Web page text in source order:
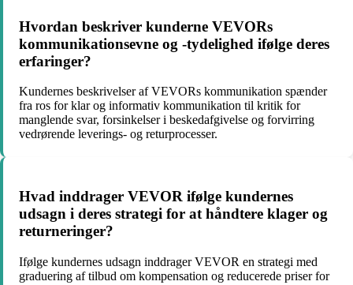
Hvordan beskriver kunderne VEVORs
kommunikationsevne og -tydelighed ifølge deres
erfaringer?
Kundernes beskrivelser af VEVORs kommunikation spænder
fra ros for klar og informativ kommunikation til kritik for
manglende svar, forsinkelser i beskedafgivelse og forvirring
vedrørende leverings- og returprocesser.
Hvad inddrager VEVOR ifølge kundernes
udsagn i deres strategi for at håndtere klager og
returneringer?
Ifølge kundernes udsagn inddrager VEVOR en strategi med
graduering af tilbud om kompensation og reducerede priser for